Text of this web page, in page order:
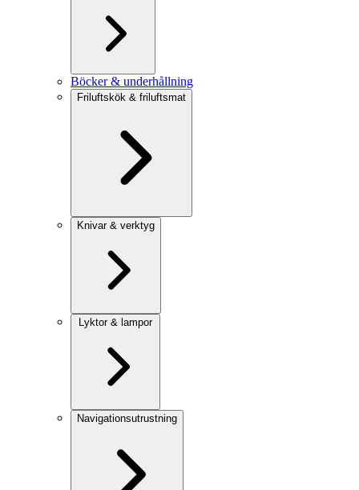
Böcker & underhållning
Friluftskök & friluftsmat
Knivar & verktyg
Lyktor & lampor
Navigationsutrustning